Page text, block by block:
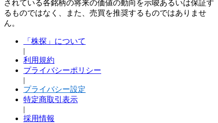
されている各銘柄の将来の価値の動向を示唆あるいは保証す
るものではなく、また、売買を推奨するものではありませ
ん。
「株探」について
|
利用規約
プライバシーポリシー
|
プライバシー設定
特定商取引表示
|
採用情報